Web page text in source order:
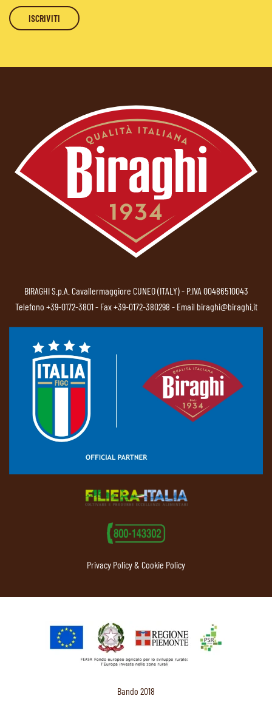
BIRAGHI S.p.A. Cavallermaggiore CUNEO (ITALY) - P.IVA 00486510043
Telefono +39-0172-3801- Fax +39-0172-380298 - Email biraghi@biraghi.it
Privacy Policy & Cookie Policy
Bando 2018